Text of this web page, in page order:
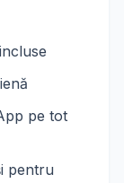
pe tot
pentru